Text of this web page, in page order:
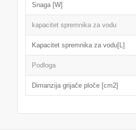
Snaga [W]
kapacitet spremnika za vodu
Kapacitet spremnika za vodu[L]
Podloga
Dimanzija grijače ploče [cm2]